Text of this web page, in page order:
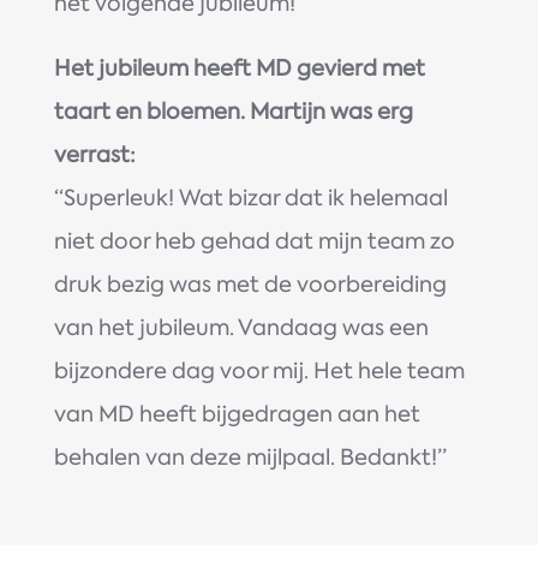
Het jubileum heeft MD gevierd met
taart en bloemen. Martijn was erg
verrast:
‘‘Superleuk! Wat bizar dat ik helemaal
niet door heb gehad dat mijn team zo
druk bezig was met de voorbereiding
van het jubileum. Vandaag was een
bijzondere dag voor mij. Het hele team
van MD heeft bijgedragen aan het
behalen van deze mijlpaal. Bedankt!’’